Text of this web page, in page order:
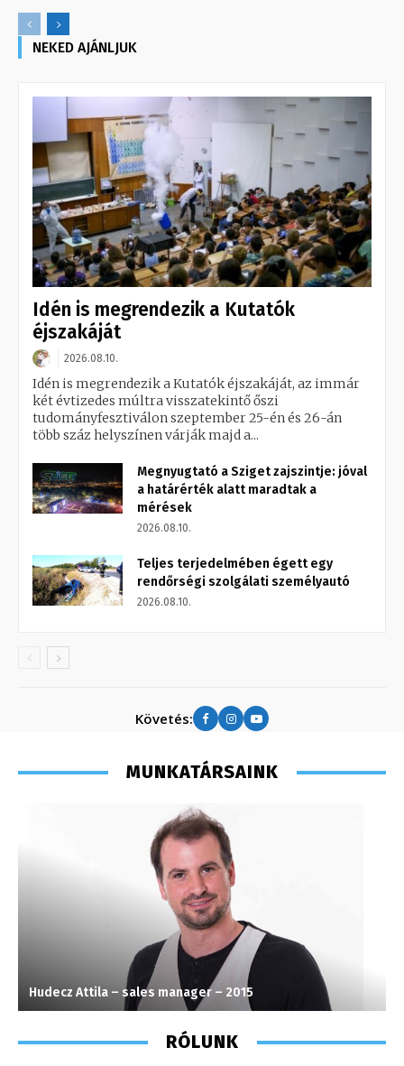
NEKED AJÁNLJUK
Idén is megrendezik a Kutatók
éjszakáját
2026.08.10.
Idén is megrendezik a Kutatók éjszakáját, az immár
két évtizedes múltra visszatekintő őszi
tudományfesztiválon szeptember 25-én és 26-án
több száz helyszínen várják majd a...
Megnyugtató a Sziget zajszintje: jóval
a határérték alatt maradtak a
mérések
2026.08.10.
Teljes terjedelmében égett egy
rendőrségi szolgálati személyautó
2026.08.10.
Követés:
MUNKATÁRSAINK
Hudecz Attila – sales manager – 2015
RÓLUNK